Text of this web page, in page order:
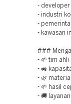
-
- industri
-
- kawasan
###
- 🌱 tim ahli
- 🚜
- 🌿
- 🌱 hasil
- 🚚